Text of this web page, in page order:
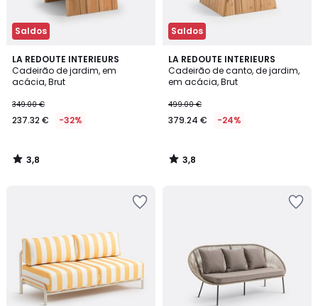
Saldos
LA REDOUTE INTERIEURS
Cadeirão de jardim, em
acácia, Brut
349.00 €
237.32 € -32%
3,8
/ 5
3,8
/
Saldos
LA REDOUTE INTERIEURS
Cadeirão de canto, de jardim,
em acácia, Brut
499.00 €
379.24 € -24%
3,8
/ 5
3,8
/